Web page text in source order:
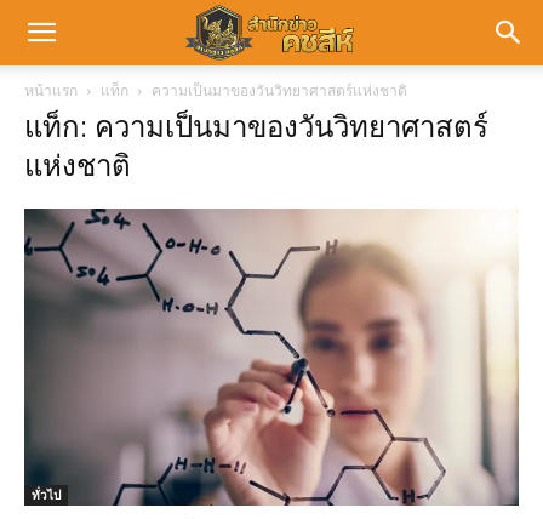
หน้าแรก แท็ก ความเป็นมาของวันวิทยาศาสตร์แห่งชาติ
แท็ก: ความเป็นมาของวันวิทยาศาสตร์
แห่งชาติ
ทั่วไป